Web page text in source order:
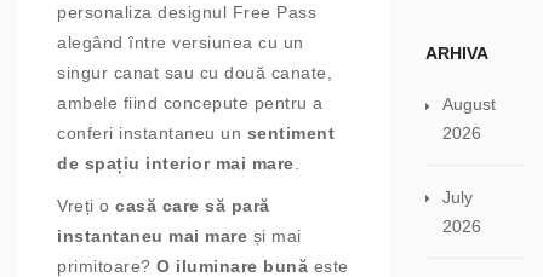
personaliza designul Free Pass
alegând între versiunea cu un
singur canat sau cu două canate,
ambele fiind concepute pentru a
conferi instantaneu un sentiment
de spațiu interior mai mare
Vreți o casă care să pară
instantaneu mai mare și mai
primitoare? O iluminare bună este
ARHIVA
August
2026
July
2026